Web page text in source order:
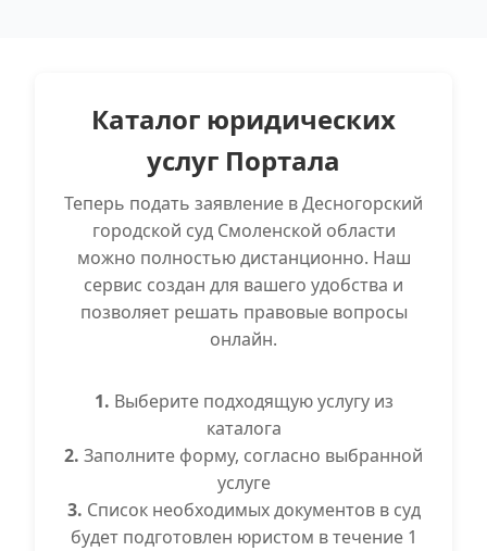
Каталог юридических
услуг Портала
Теперь подать заявление в Десногорский
городской суд Смоленской области
можно полностью дистанционно. Наш
сервис создан для вашего удобства и
позволяет решать правовые вопросы
онлайн.
1. Выберите подходящую услугу из
каталога
2. Заполните форму, согласно выбранной
услуге
3. Список необходимых документов в суд
будет подготовлен юристом в течение 1